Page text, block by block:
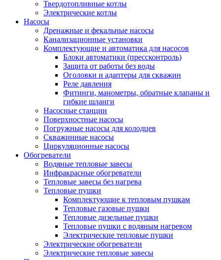
Твердотопливные котлы
Электрические котлы
Насосы
Дренажные и фекальные насосы
Канализационные установки
Комплектующие и автоматика для насосов
Блоки автоматики (прессконтроль)
Защита от работы без воды
Оголовки и адаптеры для скважин
Реле давления
Фитинги, манометры, обратные клапаны и
гибкие шланги
Насосные станции
Поверхностные насосы
Погружные насосы для колодцев
Скважинные насосы
Циркуляционные насосы
Обогреватели
Водяные тепловые завесы
Инфракрасные обогреватели
Тепловые завесы без нагрева
Тепловые пушки
Комплектующие к тепловым пушкам
Тепловые газовые пушки
Тепловые дизельные пушки
Тепловые пушки с водяным нагревом
Электрические тепловые пушки
Электрические обогреватели
Электрические тепловые завесы